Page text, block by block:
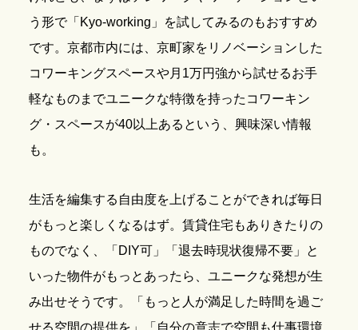
う形で「Kyo-working」を試してみるのもおすすめ
です。京都市内には、京町家をリノベーションした
コワーキングスペースや月1万円強から試せるお手
軽なものまでユニークな特徴を持ったコワーキン
グ・スペースが40以上あるという、興味深い情報
も。
生活を編集する自由度を上げることができれば毎日
がもっと楽しくなるはず。賃貸住宅もありきたりの
ものでなく、「DIY可」「退去時現状復帰不要」と
いった物件がもっとあったら、ユニークな発想が生
み出せそうです。「もっと人が満足した時間を過ご
せる空間の提供を」「自分の意志で空間も仕事環境